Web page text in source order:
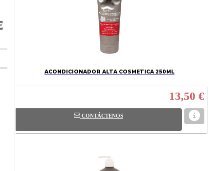
ACONDICIONADOR ALTA COSMETICA 250ML
13,50 €
CONTÁCTENOS